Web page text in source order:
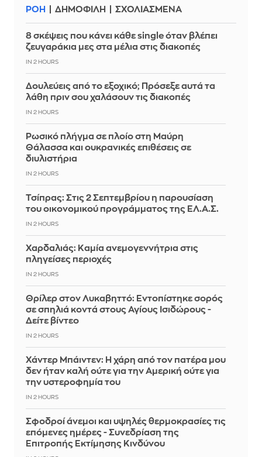
ΡΟΗ ΔΗΜΟΦΙΛΗ ΣΧΟΛΙΑΣΜΕΝΑ
8 σκέψεις που κάνει κάθε single όταν βλέπει
ζευγαράκια μες στα μέλια στις διακοπές
IN 2 HOURS
Δουλεύεις από το εξοχικό; Πρόσεξε αυτά τα
λάθη πριν σου χαλάσουν τις διακοπές
IN 2 HOURS
Ρωσικό πλήγμα σε πλοίο στη Μαύρη
Θάλασσα και ουκρανικές επιθέσεις σε
διυλιστήρια
IN 2 HOURS
Τσίπρας: Στις 2 Σεπτεμβρίου η παρουσίαση
του οικονομικού προγράμματος της ΕΛ.Α.Σ.
IN 2 HOURS
Χαρδαλιάς: Καμία ανεμογεννήτρια στις
πληγείσες περιοχές
IN 2 HOURS
Θρίλερ στον Λυκαβηττό: Εντοπίστηκε σορός
σε σπηλιά κοντά στους Αγίους Ισιδώρους -
Δείτε βίντεο
IN 2 HOURS
Χάντερ Μπάιντεν: Η χάρη από τον πατέρα μου
δεν ήταν καλή ούτε για την Αμερική ούτε για
την υστεροφημία του
IN 2 HOURS
Σφοδροί άνεμοι και υψηλές θερμοκρασίες τις
επόμενες ημέρες - Συνεδρίαση της
Επιτροπής Εκτίμησης Κινδύνου